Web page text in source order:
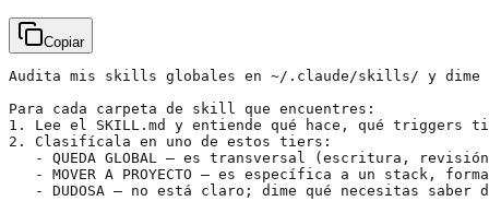
Copiar
Audita mis skills globales en ~/.claude/skills/ y dime
Para cada carpeta de skill que encuentres:
1. Lee el SKILL.md y entiende qué hace, qué triggers
2. Clasifícala en uno de estos tiers:
- QUEDA GLOBAL — es transversal (escritura,
- MOVER A PROYECTO — es específica a un stack,
- DUDOSA — no está claro; dime qué necesitas saber